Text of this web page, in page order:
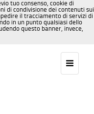
tuo consenso, cookie di
di condivisione dei contenuti sui
il tracciamento di servizi di
in un punto qualsiasi dello
questo banner, invece,